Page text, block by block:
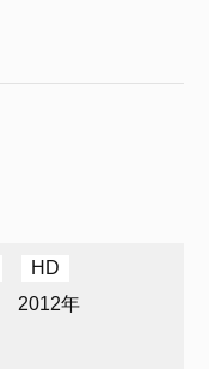
HD
2012年